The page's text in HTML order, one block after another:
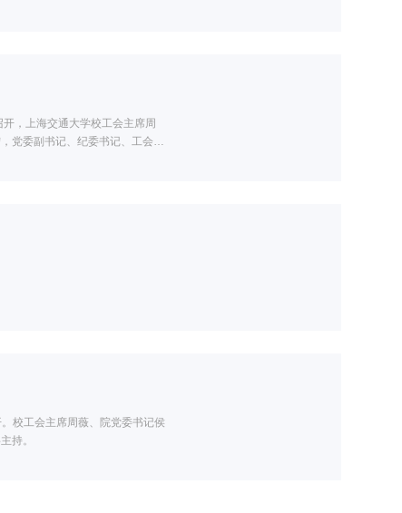
，上海交通大学校工会主席周
党委副书记、纪委书记、工会主
校工会主席周薇、院党委书记侯
持。